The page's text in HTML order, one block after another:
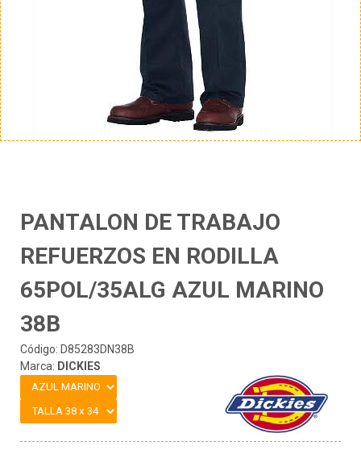
PANTALON DE TRABAJO
REFUERZOS EN RODILLA
65POL/35ALG AZUL MARINO
38B
Código: D85283DN38B
Marca: DICKIES